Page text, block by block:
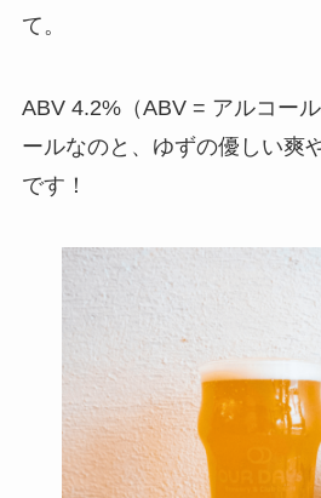
て。
ABV 4.2%（ABV = アルコー
ールなのと、ゆずの優しい爽
です！